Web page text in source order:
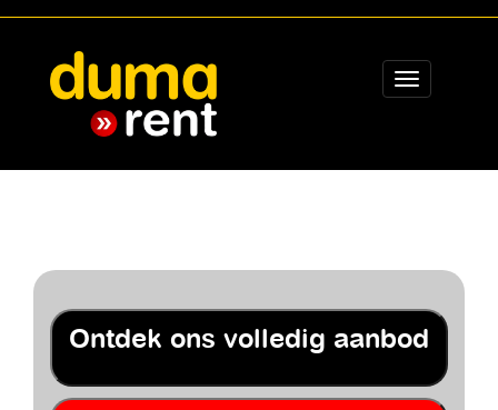
Toggle
navigation
Ontdek ons volledig aanbod